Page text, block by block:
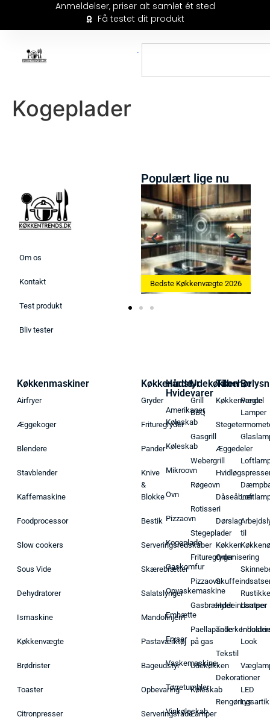
Anmeldelser, priser alt samlet ét sted
Få testet dit produkt
Kogeplader
Om os
Kontakt
Test produkt
Bliv tester
Populært lige nu
Bedste Ismaskine 2026 Bedste Køkkenvægte 2026
Køkkenmaskiner
Airfryer
Æggekoger
Blendere
Stavblender
Kaffemaskine
Foodprocessor
Slow cookers
Sous Vide
Dehydratorer
Ismaskine
Køkkenvægte
Brødrister
Toaster
Citronpresser
Køkkenudstyr
Gryder
Frituregryder
Pander
Knive
&
Blokke
Bestik
Serveringsredskaber
Skærebrætter
Salatslynger
Mandolinjern
Pastaværktøj
Bageudstyr
Opbevaring
Serveringsfade
Hårde
Hvidevarer
Amerikaner
Køleskab
Køleskab
Mikroovn
Ovn
Pizzaovn
Kogeplade
Gaskomfur
Opvaskemaskine
Emhætte
Fryser
Vaskemaskine
Tørretumbler
Vinkøleskab
Udekøkken
Grill
BBQ
Gasgrill
Webergrill
Røgeovn
Rotisseri
Stegeplader
Frituregryder
Pizzaovn
Gasbrænder
Paellapande
på gas
Udekøkken
Køleskab
Lamper
Tilbehør
Køkkenvægte
Æggedeler
Dåseåbner
Dørslag
Køkken
Organisering
Hyldeindsatser
Tekstil
Dekorationer
Pendel
Lamper
til
Rustikke
Lamper
Look
LED
Lys